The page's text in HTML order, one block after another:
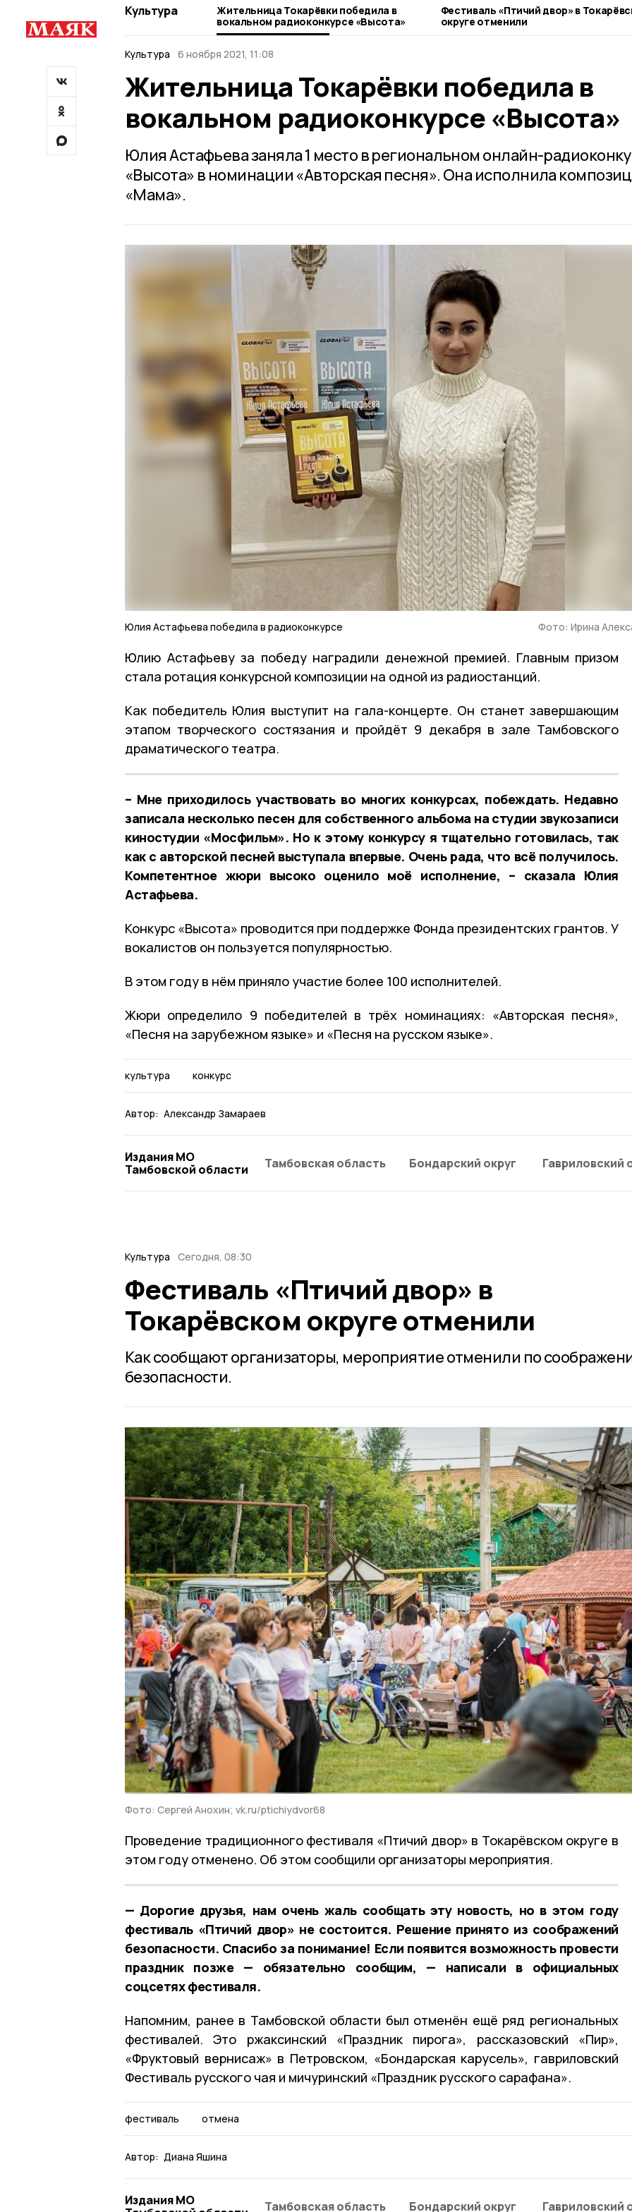
Культура
Жительница Токарёвки победила в
вокальном радиоконкурсе «Высота»
Фестиваль «Птичий двор» в
округе отменили
Культура 6 ноября 2021, 11:08
Жительница Токарёвки победила в
вокальном радиоконкурсе «Высота»
Юлия Астафьева заняла 1 место в региональном онлайн-
«Высота» в номинации «Авторская песня». Она исполнила
«Мама».
Юлия Астафьева победила в радиоконкурсе Фото: Ирина
Юлию Астафьеву за победу наградили денежной премией. Главным призом
стала ротация конкурсной композиции на одной из радиостанций.
Как победитель Юлия выступит на гала-концерте. Он станет завершающим
этапом творческого состязания и пройдёт 9 декабря в зале Тамбовского
драматического театра.
– Мне приходилось участвовать во многих конкурсах, побеждать. Недавно
записала несколько песен для собственного альбома на студии звукозаписи
киностудии «Мосфильм». Но к этому конкурсу я тщательно готовилась, так
как с авторской песней выступала впервые. Очень рада, что всё получилось.
Компетентное жюри высоко оценило моё исполнение, – сказала Юлия
Астафьева.
Конкурс «Высота» проводится при поддержке Фонда президентских грантов. У
вокалистов он пользуется популярностью.
В этом году в нём приняло участие более 100 исполнителей.
Жюри определило 9 победителей в трёх номинациях: «Авторская песня»,
«Песня на зарубежном языке» и «Песня на русском языке».
культура конкурс
Автор: Александр Замараев
Издания МО
Тамбовской области
Тамбовская область Бондарский округ Гавриловский
Культура Сегодня, 08:30
Фестиваль «Птичий двор» в
Токарёвском округе отменили
Как сообщают организаторы, мероприятие отменили по
безопасности.
Фото: Сергей Анохин; vk.ru/ptichiydvor68
Проведение традиционного фестиваля «Птичий двор» в Токарёвском округе в
этом году отменено. Об этом сообщили организаторы мероприятия.
— Дорогие друзья, нам очень жаль сообщать эту новость, но в этом году
фестиваль «Птичий двор» не состоится. Решение принято из соображений
безопасности. Спасибо за понимание! Если появится возможность провести
праздник позже — обязательно сообщим, — написали в официальных
соцсетях фестиваля.
Напомним, ранее в Тамбовской области был отменён ещё ряд региональных
фестивалей. Это ржаксинский «Праздник пирога», рассказовский «Пир»,
«Фруктовый вернисаж» в Петровском, «Бондарская карусель», гавриловский
Фестиваль русского чая и мичуринский «Праздник русского сарафана».
фестиваль отмена
Автор: Диана Яшина
Издания МО
Тамбовская область Бондарский округ Гавриловский